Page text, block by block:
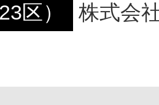
区）
株式会